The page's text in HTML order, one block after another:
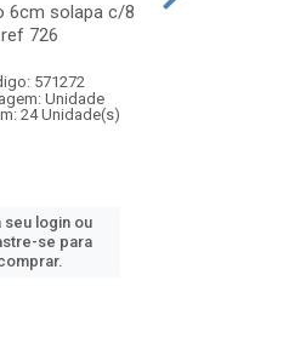
6cm solapa c/8
ref 726
571272
Unidade
24 Unidade(s)
seu login ou
se para